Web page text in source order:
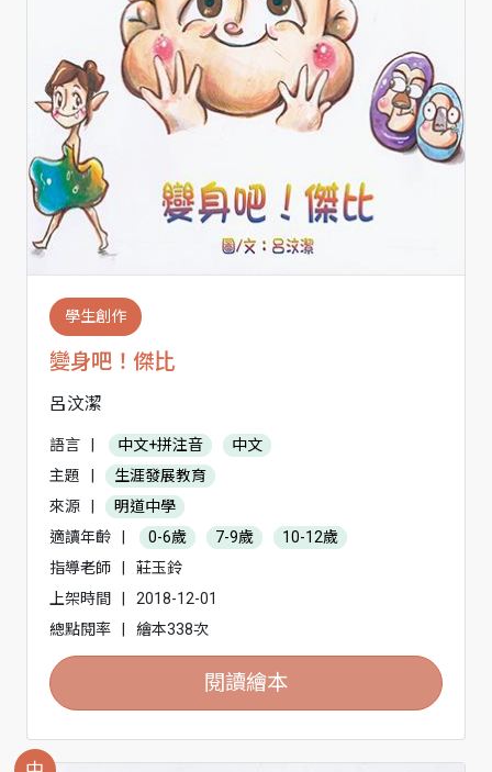
學生創作
變身吧！傑比
呂汶潔
語言 中文+拼注音
中文
主題
生涯發展教育
來源
明道中學
適讀年齡
0-6歲 7-9歲
10-12歲
指導老師
莊玉鈴
上架時間
2018-12-01
總點閱率
繪本338次
閱讀繪本